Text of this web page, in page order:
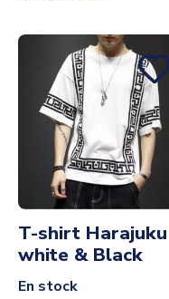
T-shirt Harajuku
white & Black
En stock